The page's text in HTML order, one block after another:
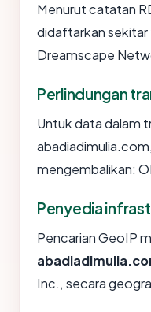
Menurut catatan
didaftarkan sekitar
Dreamscape
Perlindungan
Untuk data dalam
mengembalikan:
Penyedia
Pencarian GeoIP
Inc., secara